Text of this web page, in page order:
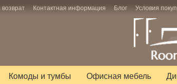
Контактная информация Блог Условия
Комоды и тумбы Офисная мебель